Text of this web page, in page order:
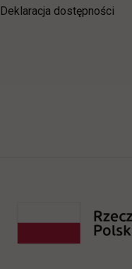
Deklaracja dostępności